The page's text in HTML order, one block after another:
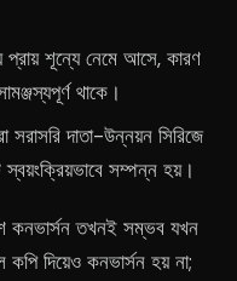
প্রায় শূন্যে নেমে আসে, কারণ
থাকে।
সরাসরি দাতা-উন্নয়ন সিরিজে
সম্পন্ন হয়।
কনভার্সন তখনই সম্ভব যখন
কপি দিয়েও কনভার্সন হয় না;